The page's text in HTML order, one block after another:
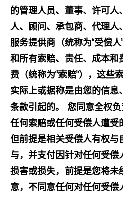
的管理人员、董事、许可人
人、顾问、承包商、代理人
服务提供商（统称为“受偿
和所有索赔、责任、成本和
费（统称为“索赔”），这些
实际上或据称是由您的信息
条款引起的。 您同意全权
任何索赔或任何受偿人遭受
但前提是相关受偿人有权与
与，并支付因针对任何受偿
损害或损失，前提是您将未
意，不同意任何对任何受偿